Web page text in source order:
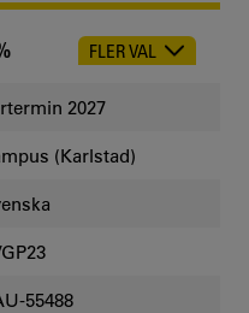
FLER VAL
2027
(Karlstad)
55488